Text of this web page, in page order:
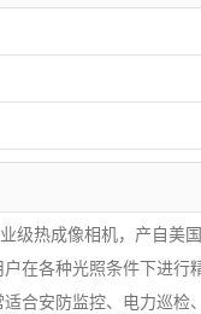
级热成像相机，产自美
在各种光照条件下进行
合安防监控、电力巡检